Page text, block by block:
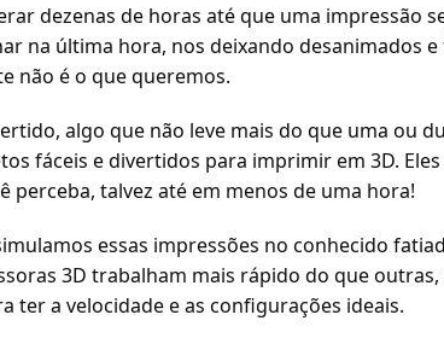
dezenas de horas até que uma impressão
na última hora, nos deixando desanimados
não é o que queremos.
algo que não leve mais do que uma ou
fáceis e divertidos para imprimir em 3D.
talvez até em menos de uma hora!
essas impressões no conhecido
3D trabalham mais rápido do que outras,
ter a velocidade e as configurações ideais.